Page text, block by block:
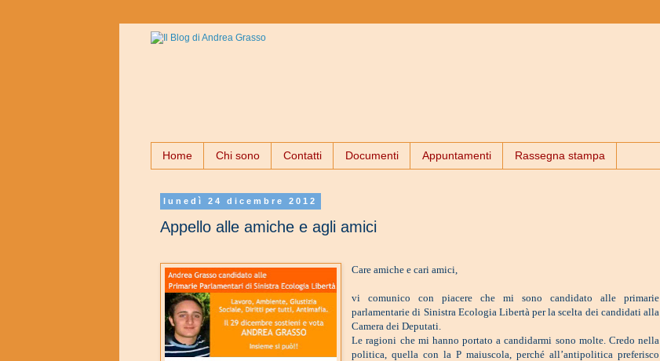
Home Chi sono Contatti Documenti Appuntamenti Rassegna stampa
lunedì 24 dicembre 2012
Appello alle amiche e agli amici
Care amiche e cari amici,
vi comunico con piacere che mi sono candidato alle primarie
parlamentarie di Sinistra Ecologia Libertà per la scelta dei candidati alla
Camera dei Deputati.
Le ragioni che mi hanno portato a candidarmi sono molte. Credo nella
politica, quella con la P maiuscola, perché all’antipolitica preferisco